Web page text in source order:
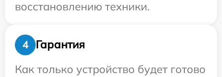
восстановлению техники.
4
Гарантия
Как только устройство будет готово